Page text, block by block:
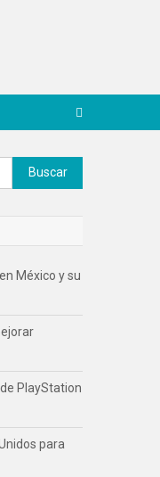
Buscar:
México y su
PlayStation
para